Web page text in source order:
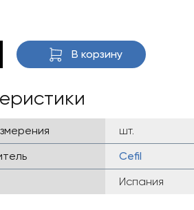
В корзину
шт.
Cefil
Испания